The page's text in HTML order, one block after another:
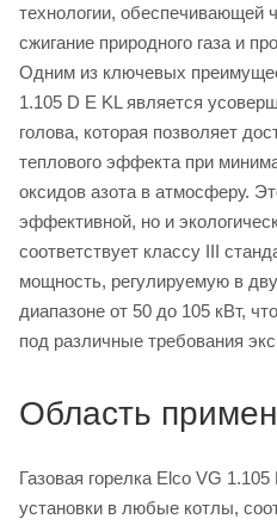
технологии, обеспечивающей
сжигание природного газа и
Одним из ключевых
1.105 D E KL является
голова, которая позволяет
теплового эффекта при
оксидов азота в атмосферу.
эффективной, но и
соответствует классу III
мощность, регулируемую в
диапазоне от 50 до 105 кВт,
под различные требования
Область
Газовая горелка Elco VG
установки в любые котлы,